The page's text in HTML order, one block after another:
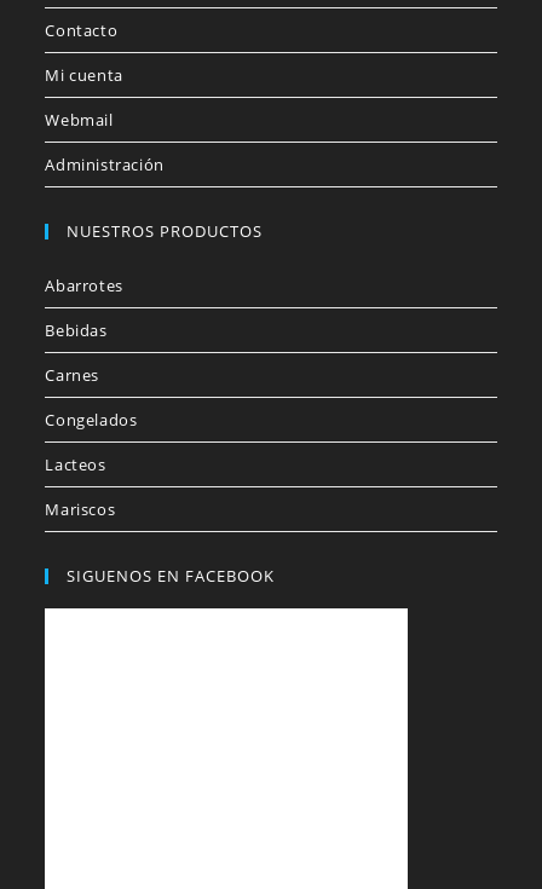
Contacto
Mi cuenta
Webmail
Administración
NUESTROS PRODUCTOS
Abarrotes
Bebidas
Carnes
Congelados
Lacteos
Mariscos
SIGUENOS EN FACEBOOK